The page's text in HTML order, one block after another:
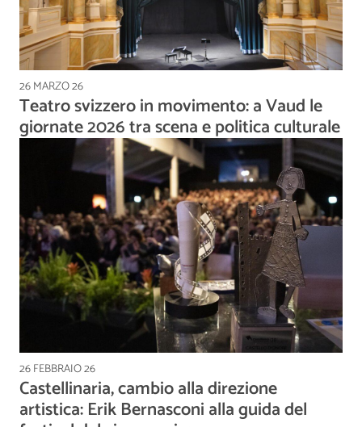
26 MARZO 26
Teatro svizzero in movimento: a Vaud le
giornate 2026 tra scena e politica culturale
26 FEBBRAIO 26
Castellinaria, cambio alla direzione
artistica: Erik Bernasconi alla guida del